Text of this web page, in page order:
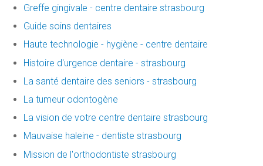
Greffe gingivale - centre dentaire strasbourg
Guide soins dentaires
Haute technologie - hygiène - centre dentaire
Histoire d'urgence dentaire - strasbourg
La santé dentaire des seniors - strasbourg
La tumeur odontogène
La vision de votre centre dentaire strasbourg
Mauvaise haleine - dentiste strasbourg
Mission de l'orthodontiste strasbourg